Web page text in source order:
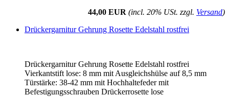
44,00 EUR (incl. 20% USt. zzgl. Versand)
Drückergarnitur Gehrung Rosette Edelstahl rostfrei
Drückergarnitur Gehrung Rosette Edelstahl rostfrei
Vierkantstift lose: 8 mm mit Ausgleichshülse auf 8,5 mm
Türstärke: 38-42 mm mit Hochhaltefeder mit
Befestigungsschrauben Drückerrosette lose